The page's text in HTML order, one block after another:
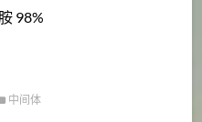
98%
中间体